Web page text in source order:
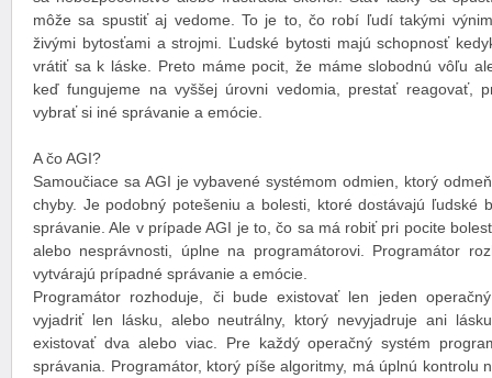
môže sa spustiť aj vedome. To je to, čo robí ľudí takými
živými bytosťami a strojmi. Ľudské bytosti majú schopnosť
vrátiť sa k láske. Preto máme pocit, že máme slobodnú vôľu
keď fungujeme na vyššej úrovni vedomia, prestať reagovať,
vybrať si iné správanie a emócie.
A čo AGI?
Samoučiace sa AGI je vybavené systémom odmien, ktorý
chyby. Je podobný potešeniu a bolesti, ktoré dostávajú ľudské
správanie. Ale v prípade AGI je to, čo sa má robiť pri pocite
alebo nesprávnosti, úplne na programátorovi. Programátor
vytvárajú prípadné správanie a emócie.
Programátor rozhoduje, či bude existovať len jeden
vyjadriť len lásku, alebo neutrálny, ktorý nevyjadruje ani
existovať dva alebo viac. Pre každý operačný systém
správania. Programátor, ktorý píše algoritmy, má úplnú kontrolu